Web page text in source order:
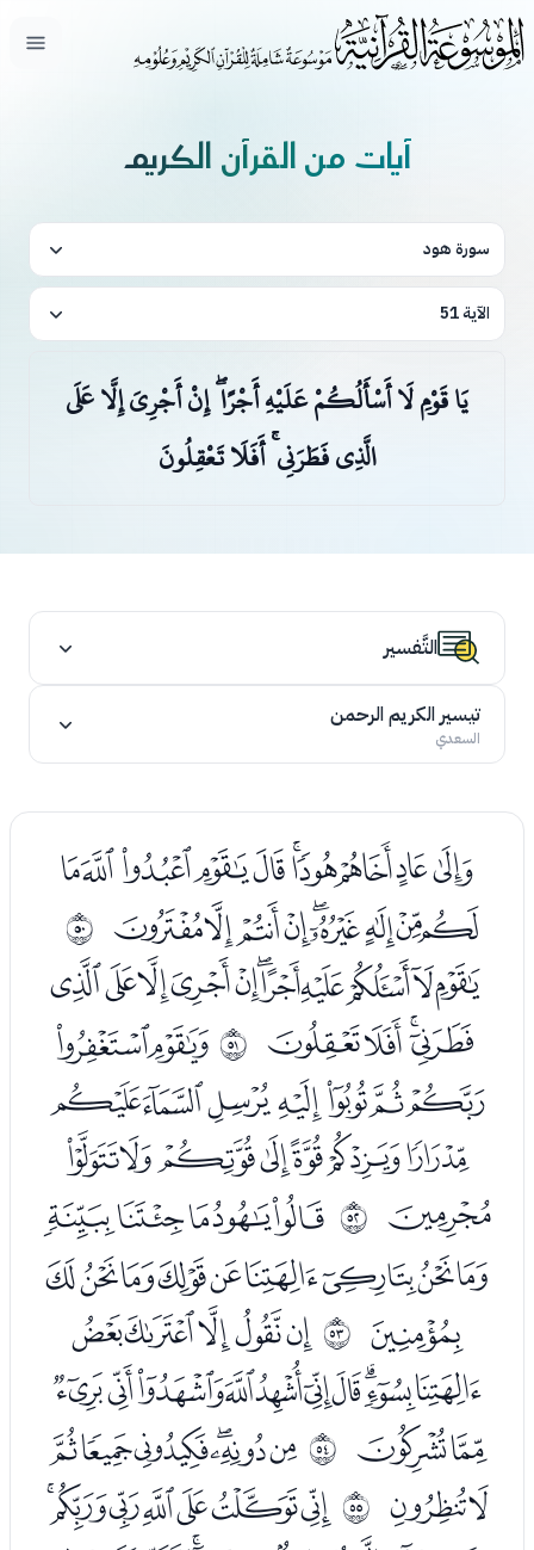
فتح
آيات من القرآن الكريم
سورة هود
الآية 51
يَا قَوْمِ لَا أَسْأَلُكُمْ عَلَيْهِ أَجْرًا ۖ إِنْ أَجْرِيَ إِلَّا عَلَى
الَّذِي فَطَرَنِي ۚ أَفَلَا تَعْقِلُونَ
التَّفسير
تيسير الكريم الرحمن
السعدي
ﮬﮭﮮﮯﮰﮱﯓﯔﯕﯖ
ﯗﯘﯙﯚﯛﯜﯝﯞﯟ ﰱ
ﯡﯢﯣﯤﯥﯦﯧﯨﯩﯪﯫ
ﯬﯭﯮﯯ ﰲﯱﯲ
ﯳﯴﯵﯶﯷﯸﯹ
ﯺﯻﯼﯽﯾﯿﰀ
ﰁ ﰳ ﰃﰄﰅﰆﰇ
ﰈﰉﰊﰋﰌﰍﰎﰏﰐ
ﰑ ﰴﭑﭒﭓﭔﭕ
ﭖﭗﭘﭙﭚﭛﭜﭝﭞﭟ
ﭠﭡ ﰵ ﭣﭤﭥﭦﭧﭨ
ﭩﭪ ﰶﭬﭭﭮﭯﭰﭱﭲ